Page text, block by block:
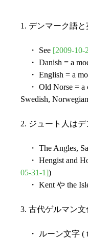
1. デンマーク語
・ See [2009-10-
・ Danish = a
・ English = a
・ Old Norse = a
Swedish,
2. ジュート人は
・ The Angles,
・ Hengist and
05-31-1])
・ Kent や the
3. 古代ゲルマン
・ ルーン文字 (